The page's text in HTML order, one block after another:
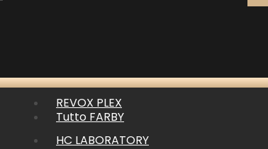
REVOX PLEX
Tutto FARBY
HC LABORATORY